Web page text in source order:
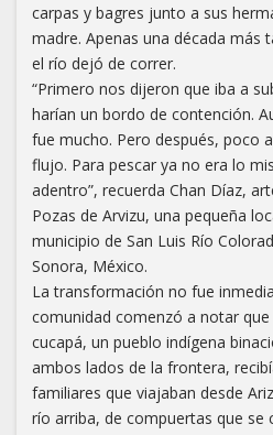
carpas y bagres junto a sus
madre. Apenas una década más
el río dejó de correr.
“Primero nos dijeron que iba a
harían un bordo de contención.
fue mucho. Pero después, poco
flujo. Para pescar ya no era lo
adentro”, recuerda Chan Díaz,
Pozas de Arvizu, una pequeña
municipio de San Luis Río
Sonora, México.
La transformación no fue
comunidad comenzó a notar
cucapá, un pueblo indígena
ambos lados de la frontera,
familiares que viajaban desde
río arriba, de compuertas que se